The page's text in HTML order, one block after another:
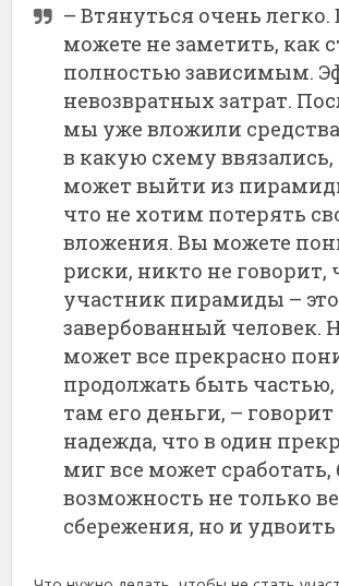
– Втянуться очень
можете не заметить, как
полностью зависимым.
невозвратных затрат.
мы уже вложили
в какую схему
может выйти из
что не хотим потерять
вложения. Вы можете
риски, никто не говорит,
участник пирамиды – это
завербованный человек.
может все прекрасно
продолжать быть
там его деньги, – говорит
надежда, что в один
миг все может сработать,
возможность не только
сбережения, но и удвоить